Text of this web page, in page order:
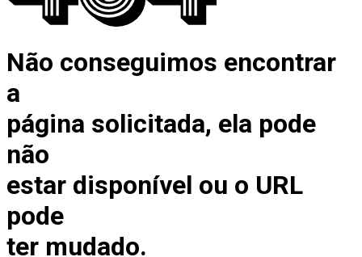
Não conseguimos encontrar
a
página solicitada, ela pode
não
estar disponível ou o URL
pode
ter mudado.